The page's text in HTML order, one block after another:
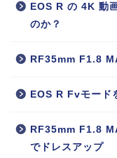
EOS R の 4K 動
のか？
RF35mm F1.8
EOS R Fvモード
RF35mm F1.8
でドレスアップ